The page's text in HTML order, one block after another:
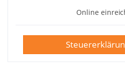
Online